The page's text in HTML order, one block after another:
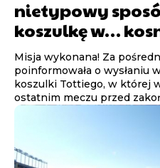
nietypowy
koszulkę w…
Misja wykonana! Za
poinformowała o wysłaniu
koszulki Tottiego, w której
ostatnim meczu przed